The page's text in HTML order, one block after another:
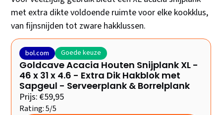
met extra dikte voldoende ruimte voor elke kookklus,
van fijnsnijden tot zware hakklussen.
bol.com Goede keuze
Goldcave Acacia Houten Snijplank XL -
46 x 31 x 4.6 - Extra Dik Hakblok met
Sapgeul - Serveerplank & Borrelplank
Prijs: €59,95
Rating: 5/5